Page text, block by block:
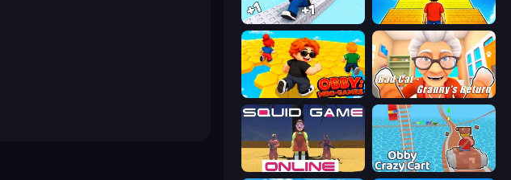
Speed per Click: Obby Obby: +1 Jump per Click
Obby: Mini-Games Bad Cat - Granny's Return
Squid Game Online Obby: Crazy Cart